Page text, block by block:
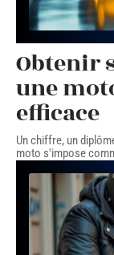
Obtenir
une
efficace
Un chiffre, un
moto s'impose